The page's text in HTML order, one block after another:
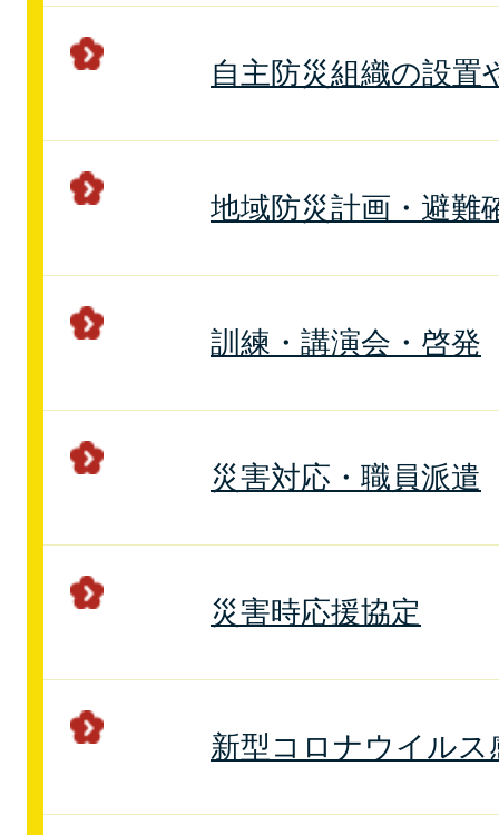
自主防災組織の設置
地域防災計画・避難
訓練・講演会・啓発
災害対応・職員派遣
災害時応援協定
新型コロナウイルス